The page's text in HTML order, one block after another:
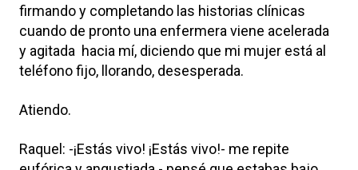
firmando y completando las historias clínicas
cuando de pronto una enfermera viene acelerada
y agitada hacia mí, diciendo que mi mujer está al
teléfono fijo, llorando, desesperada.
Atiendo.
Raquel: -¡Estás vivo! ¡Estás vivo!- me repite